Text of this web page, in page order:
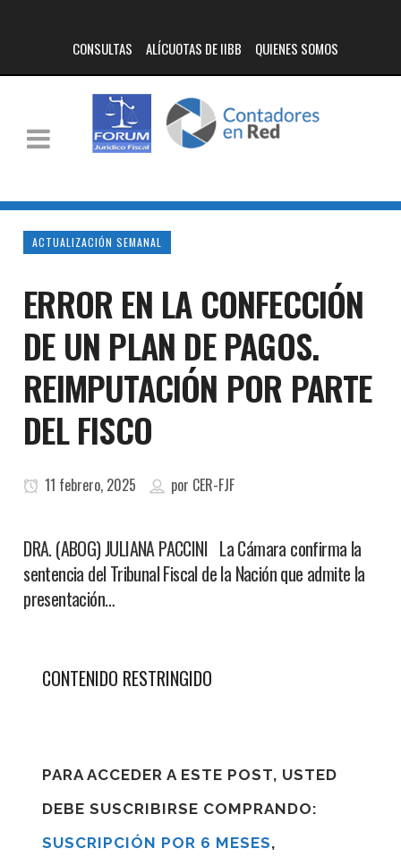
CONSULTAS ALÍCUOTAS DE IIBB QUIENES SOMOS
ACTUALIZACIÓN SEMANAL
ERROR EN LA CONFECCIÓN
DE UN PLAN DE PAGOS.
REIMPUTACIÓN POR PARTE
DEL FISCO
11 febrero, 2025 por CER-FJF
DRA. (ABOG) JULIANA PACCINI La Cámara confirma la
sentencia del Tribunal Fiscal de la Nación que admite la
presentación…
CONTENIDO RESTRINGIDO
PARA ACCEDER A ESTE POST, USTED
DEBE SUSCRIBIRSE COMPRANDO:
SUSCRIPCIÓN POR 6 MESES,